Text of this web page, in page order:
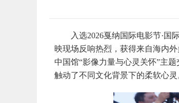
入选2026戛纳国际电影节·
映现场反响热烈，获得来自海内
中国馆“影像力量与心灵关怀”主
触动了不同文化背景下的柔软心灵